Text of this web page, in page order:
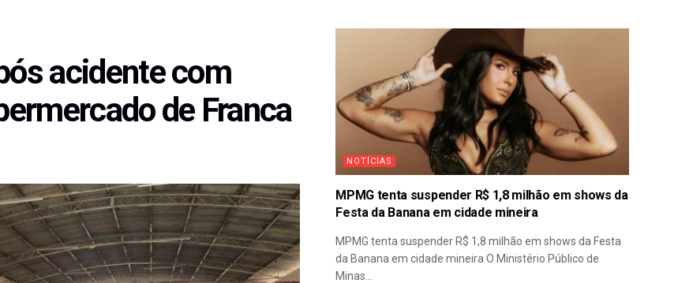
acidente com
de Franca
NOTÍCIAS
MPMG tenta suspender R$ 1,8 milhão em shows da
Festa da Banana em cidade mineira
MPMG tenta suspender R$ 1,8 milhão em shows da Festa
da Banana em cidade mineira O Ministério Público de
Minas...